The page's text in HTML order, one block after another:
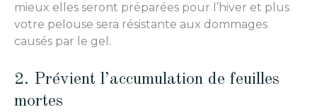
mieux elles seront préparées pour l’hiver et plus
votre pelouse sera résistante aux dommages
causés par le gel.
2. Prévient l’accumulation de feuilles
mortes